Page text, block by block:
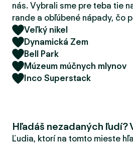
nás. Vybrali sme pre teba tie
rande a obľúbené nápady, čo
Veľký nikel
Dynamická Zem
Bell Park
Múzeum múčnych mlynov
Inco Superstack
Hľadáš nezadaných ľudí?
Ľudia, ktorí na tomto mieste